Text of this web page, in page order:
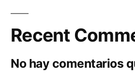
Recent
No hay comentarios